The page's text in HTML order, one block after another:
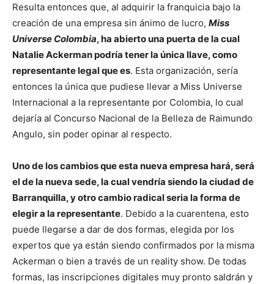
Resulta entonces que, al adquirir la franquicia bajo la
creación de una empresa sin ánimo de lucro, Miss
Universe Colombia, ha abierto una puerta de la cual
Natalie Ackerman podría tener la única llave, como
representante legal que es. Esta organización, sería
entonces la única que pudiese llevar a Miss Universe
Internacional a la representante por Colombia, lo cual
dejaría al Concurso Nacional de la Belleza de Raimundo
Angulo, sin poder opinar al respecto.
Uno de los cambios que esta nueva empresa hará, será
el de la nueva sede, la cual vendría siendo la ciudad de
Barranquilla, y otro cambio radical seria la forma de
elegir a la representante. Debido a la cuarentena, esto
puede llegarse a dar de dos formas, elegida por los
expertos que ya están siendo confirmados por la misma
Ackerman o bien a través de un reality show. De todas
formas, las inscripciones digitales muy pronto saldrán y